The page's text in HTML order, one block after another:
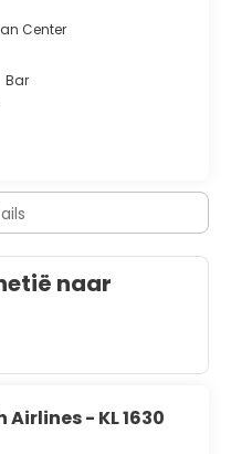
Center
Bar
naar
Airlines - KL 1630